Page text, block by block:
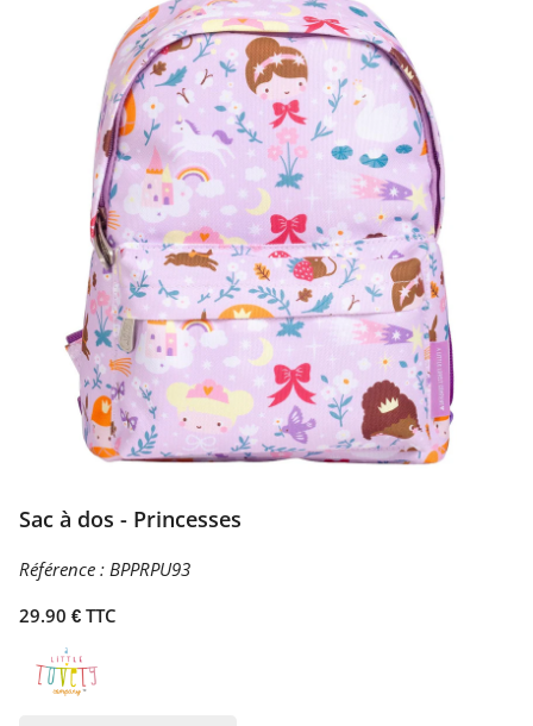
Sac à dos - Princesses
Référence : BPPRPU93
29.90 € TTC